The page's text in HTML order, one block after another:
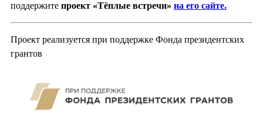
поддержите проект «Тёплые встречи» на его сайте.
Проект реализуется при поддержке Фонда президентских
грантов